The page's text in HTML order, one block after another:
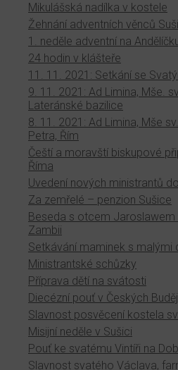
Mikulášská nadílka v kostele
Žehnání adventních věnců
1. neděle adventní na
24 hodin v klášteře
11. 11. 2021: Setkání se
9. 11. 2021: Ad Limina, Mše.
Lateránské bazilice
8. 11. 2021: Ad Limina, Mše
Petra, Řím
Čeští a moravští biskupové
Říma
Uvedení nových ministrantů
Za zemřelé – penzion Sušice
Beseda s otcem Jaroslawem
Zambii
Setkávání maminek s malými
Ministrantské schůzky
Příprava dětí na svátosti
Diecézní pouť v Českých
Slavnost posvěcení kostela
Misijní neděle v Sušici
Pouť ke svatému Vintíři na
Slavnost svatého Václava,